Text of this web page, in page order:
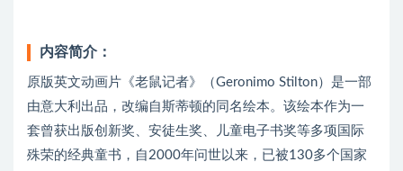
内容简介：
原版英文动画片《老鼠记者》（Geronimo Stilton）是一部
由意大利出品，改编自斯蒂顿的同名绘本。该绘本作为一
套曾获出版创新奖、安徒生奖、儿童电子书奖等多项国际
殊荣的经典童书，自2000年问世以来，已被130多个国家